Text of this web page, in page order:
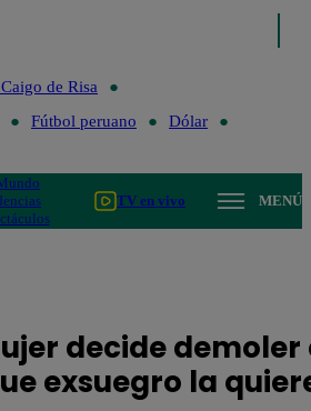
de Risa
Fútbol peruano
Dólar
TV en vivo MENÚ
decide
exsuegro la